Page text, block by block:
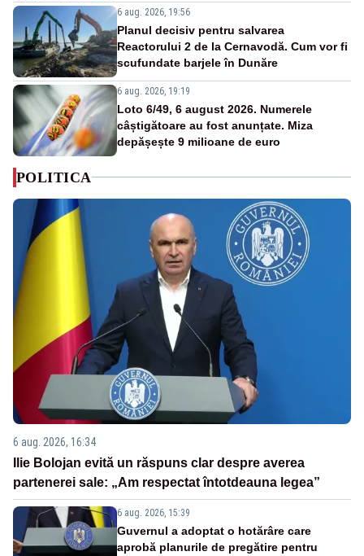
6 aug. 2026, 19:56
Planul decisiv pentru salvarea
Reactorului 2 de la Cernavodă. Cum vor fi
scufundate barjele în Dunăre
6 aug. 2026, 19:19
Loto 6/49, 6 august 2026. Numerele
câștigătoare au fost anunțate. Miza
depășește 9 milioane de euro
POLITICA
6 aug. 2026, 16:34
Ilie Bolojan evită un răspuns clar despre averea
partenerei sale: „Am respectat întotdeauna legea”
6 aug. 2026, 15:39
Guvernul a adoptat o hotărâre care
aprobă planurile de pregătire pentru